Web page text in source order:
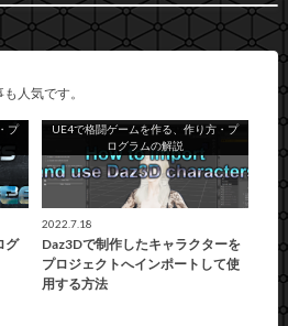
人気です。
プ
グ
UE4で格闘ゲームを作る、作り方・プ
ログラムの解説
2022.7.18
Daz3Dで制作したキャラクターを
プロジェクトへインポートして使
用する方法